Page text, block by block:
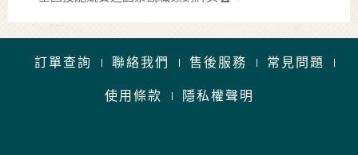
訂單查詢 聯絡我們 售後服務 常見問題
使用條款 隱私權聲明